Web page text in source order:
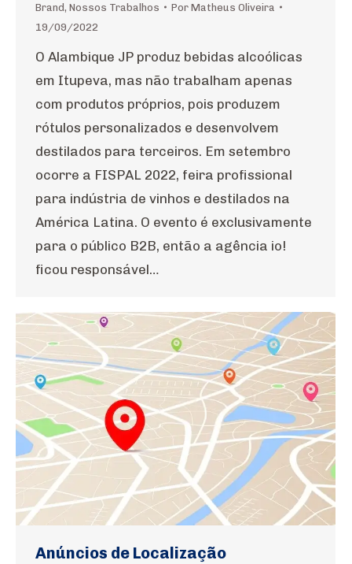
Brand, Nossos Trabalhos Por Matheus Oliveira
19/09/2022
O Alambique JP produz bebidas alcoólicas
em Itupeva, mas não trabalham apenas
com produtos próprios, pois produzem
rótulos personalizados e desenvolvem
destilados para terceiros. Em setembro
ocorre a FISPAL 2022, feira profissional
para indústria de vinhos e destilados na
América Latina. O evento é exclusivamente
para o público B2B, então a agência io!
ficou responsável…
Anúncios de Localização